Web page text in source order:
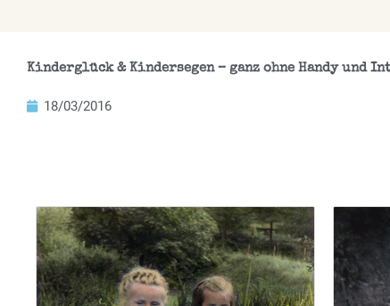
Kinderglück & Kindersegen – ganz ohne Handy und
18/03/2016